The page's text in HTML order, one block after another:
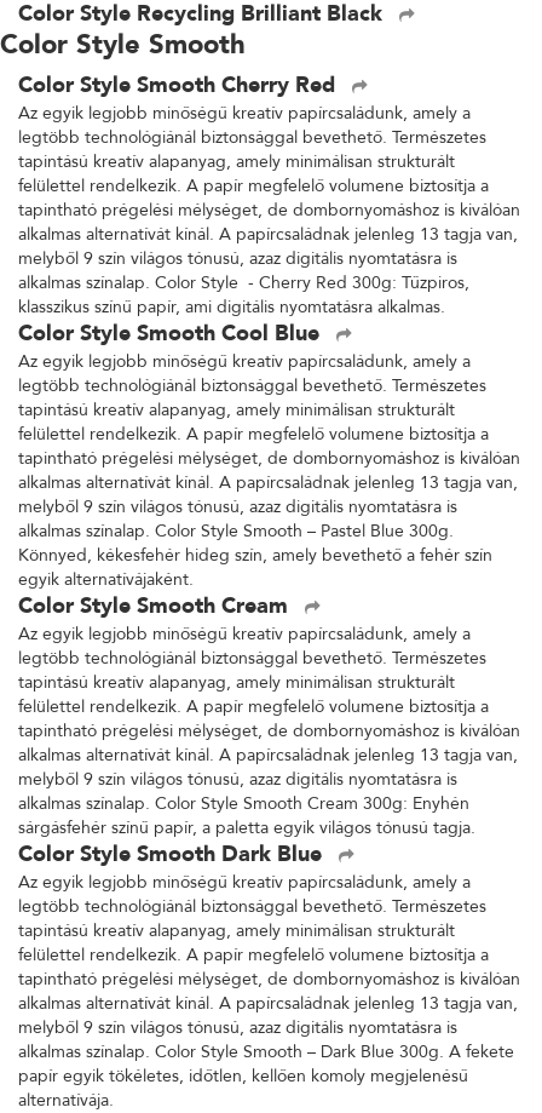
Color Style Recycling Brilliant Black
Color Style Smooth
Color Style Smooth Cherry Red
Az egyik legjobb minőségű kreatív papírcsaládunk, amely a
legtöbb technológiánál biztonsággal bevethető. Természetes
tapintású kreatív alapanyag, amely minimálisan strukturált
felülettel rendelkezik. A papír megfelelő volumene biztosítja a
tapintható prégelési mélységet, de dombornyomáshoz is kiválóan
alkalmas alternatívát kínál. A papírcsaládnak jelenleg 13 tagja van,
melyből 9 szín világos tónusú, azaz digitális nyomtatásra is
alkalmas színalap. Color Style - Cherry Red 300g: Tűzpiros,
klasszikus színű papír, ami digitális nyomtatásra alkalmas.
Color Style Smooth Cool Blue
Az egyik legjobb minőségű kreatív papírcsaládunk, amely a
legtöbb technológiánál biztonsággal bevethető. Természetes
tapintású kreatív alapanyag, amely minimálisan strukturált
felülettel rendelkezik. A papír megfelelő volumene biztosítja a
tapintható prégelési mélységet, de dombornyomáshoz is kiválóan
alkalmas alternatívát kínál. A papírcsaládnak jelenleg 13 tagja van,
melyből 9 szín világos tónusú, azaz digitális nyomtatásra is
alkalmas színalap. Color Style Smooth – Pastel Blue 300g.
Könnyed, kékesfehér hideg szín, amely bevethető a fehér szín
egyik alternatívájaként.
Color Style Smooth Cream
Az egyik legjobb minőségű kreatív papírcsaládunk, amely a
legtöbb technológiánál biztonsággal bevethető. Természetes
tapintású kreatív alapanyag, amely minimálisan strukturált
felülettel rendelkezik. A papír megfelelő volumene biztosítja a
tapintható prégelési mélységet, de dombornyomáshoz is kiválóan
alkalmas alternatívát kínál. A papírcsaládnak jelenleg 13 tagja van,
melyből 9 szín világos tónusú, azaz digitális nyomtatásra is
alkalmas színalap. Color Style Smooth Cream 300g: Enyhén
sárgásfehér színű papír, a paletta egyik világos tónusú tagja.
Color Style Smooth Dark Blue
Az egyik legjobb minőségű kreatív papírcsaládunk, amely a
legtöbb technológiánál biztonsággal bevethető. Természetes
tapintású kreatív alapanyag, amely minimálisan strukturált
felülettel rendelkezik. A papír megfelelő volumene biztosítja a
tapintható prégelési mélységet, de dombornyomáshoz is kiválóan
alkalmas alternatívát kínál. A papírcsaládnak jelenleg 13 tagja van,
melyből 9 szín világos tónusú, azaz digitális nyomtatásra is
alkalmas színalap. Color Style Smooth – Dark Blue 300g. A fekete
papír egyik tökéletes, időtlen, kellően komoly megjelenésű
alternatívája.